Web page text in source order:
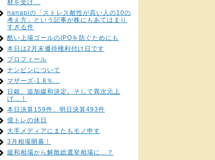
材を受け…
nanapiの「ストレス耐性が高い人の10の
考え方」という記事が株にもあてはまり
すぎる件
酷い上場ゴールのIPOを防ぐためにも
本日は2月末優待権利付け日です
プロフィール
ナンピンについて
マザーズ-1.8％…
日銀、追加緩和決定。そして異次元上
げ…！
本日決算159件、明日決算493件
億トレの休日
大手メディアにまたもモノ申す
3月相場開幕！
緩和相場から解散総選挙相場に…？